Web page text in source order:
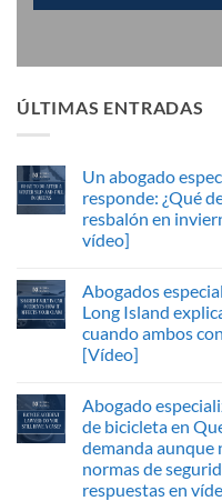
ÚLTIMAS ENTRADAS
Un abogado
responde: ¿Qué
resbalón en
vídeo]
Abogados
Long Island
cuando ambos
[Vídeo]
Abogado
de bicicleta en
demanda aunque
normas de
respuestas en